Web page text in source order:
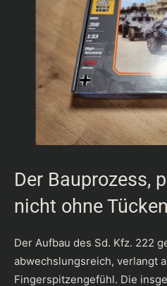
Der Bauprozess,
nicht ohne Tücken
Der Aufbau des Sd. Kfz. 222
abwechslungsreich, verlangt
Fingerspitzengefühl. Die